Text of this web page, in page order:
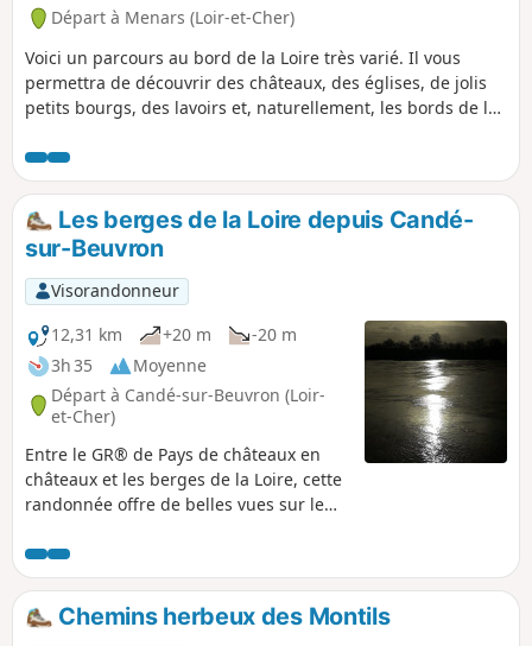
Départ à Menars (Loir-et-Cher)
Voici un parcours au bord de la Loire très varié. Il vous
permettra de découvrir des châteaux, des églises, de jolis
petits bourgs, des lavoirs et, naturellement, les bords de la
protège des inondations, tantôt depuis les petits chemins
qui se rapprochent au plus près du fleuve.
Les berges de la Loire depuis Candé-
sur-Beuvron
Visorandonneur
12,31 km
+20 m
-20 m
3h 35
Moyenne
Départ à Candé-sur-Beuvron (Loir-
et-Cher)
Entre le GR® de Pays de châteaux en
châteaux et les berges de la Loire, cette
randonnée offre de belles vues sur le
pour terminer sur le château de la
Borde du XVIe siècle à Candé.
Chemins herbeux des Montils